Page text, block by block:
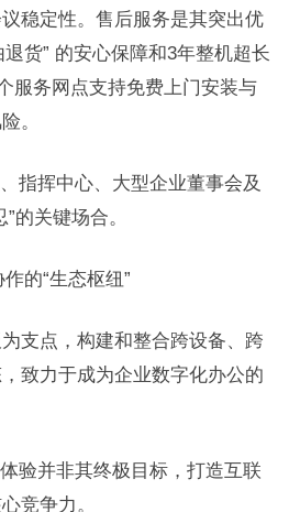
稳定性。售后服务是其突出优
货” 的安心保障和3年整机超长
服务网点支持免费上门安装与
。
指挥中心、大型企业董事会及
的关键场合。
的“生态枢纽”
支点，构建和整合跨设备、跨
致力于成为企业数字化办公的
验并非其终极目标，打造互联
竞争力。